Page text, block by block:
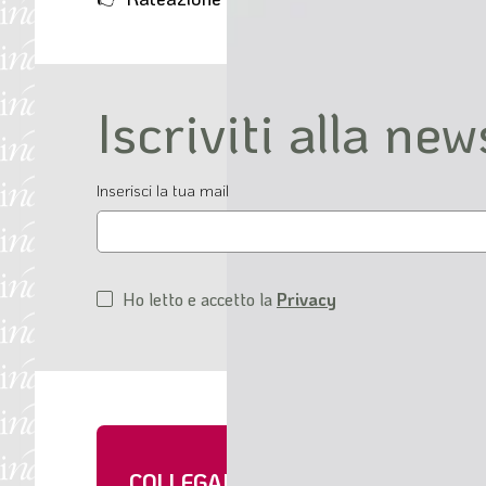
Iscriviti alla
Email
Inserisci la tua mail
Condizioni
Ho letto e accetto la Privacy